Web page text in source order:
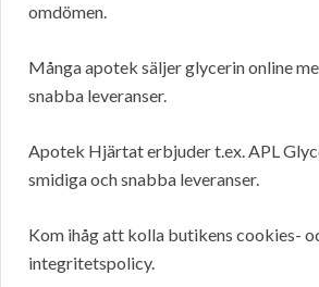
omdömen.
Många apotek säljer glycerin online
snabba leveranser.
Apotek Hjärtat erbjuder t.ex. APL
smidiga och snabba leveranser.
Kom ihåg att kolla butikens cookies-
integritetspolicy.